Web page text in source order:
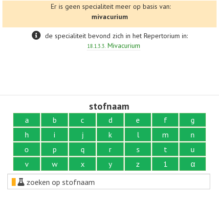
Er is geen specialiteit meer op basis van:
mivacurium
de specialiteit bevond zich in het Repertorium in:
18.1.3.3.Mivacurium
stofnaam
a b c d e f
g
h
i j k l m
n
o
p q r s t
u
v
w x y z 1
α
zoeken op stofnaam